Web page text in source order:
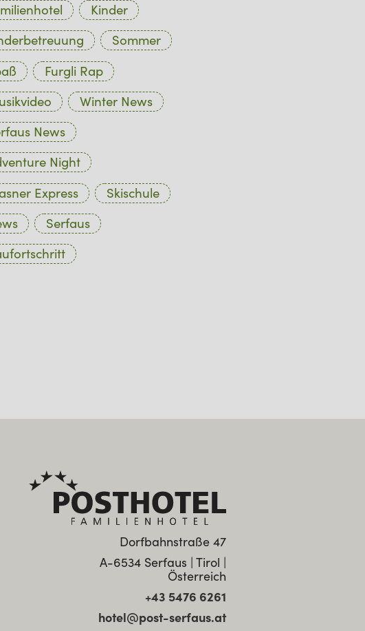
Kinder
Sommer
Furgli Rap
Winter News
News
Night
Express
Skischule
Serfaus
Dorfbahnstraße 47
A-6534 Serfaus | Tirol |
Österreich
+43 5476 6261
hotel@post-serfaus.at